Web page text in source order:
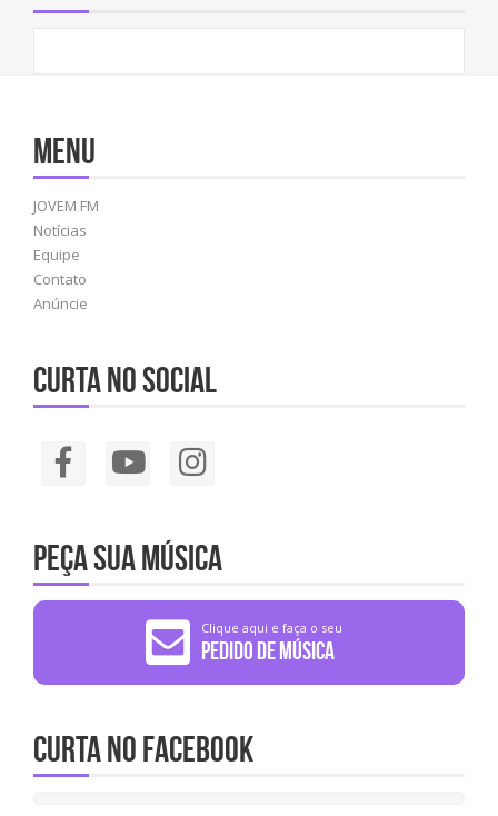
Menu
JOVEM FM
Notícias
Equipe
Contato
Anúncie
Curta no social
Peça sua música
Clique aqui e faça o seu
Pedido de Música
Curta no Facebook